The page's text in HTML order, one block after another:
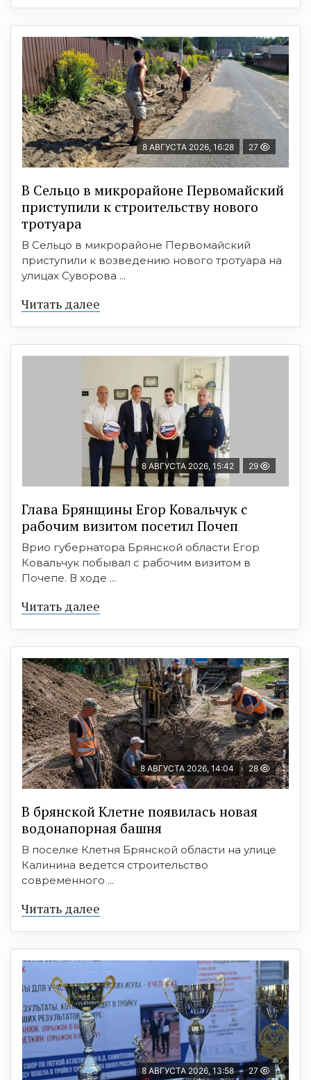
8 АВГУСТА 2026, 16:28 27
В Сельцо в микрорайоне Первомайский
приступили к строительству нового
тротуара
В Сельцо в микрорайоне Первомайский
приступили к возведению нового тротуара на
улицах Суворова ...
Читать далее
8 АВГУСТА 2026, 15:42 29
Глава Брянщины Егор Ковальчук с
рабочим визитом посетил Почеп
Врио губернатора Брянской области Егор
Ковальчук побывал с рабочим визитом в
Почепе. В ходе ...
Читать далее
8 АВГУСТА 2026, 14:04 28
В брянской Клетне появилась новая
водонапорная башня
В поселке Клетня Брянской области на улице
Калинина ведется строительство
современного ...
Читать далее
8 АВГУСТА 2026, 13:58 27